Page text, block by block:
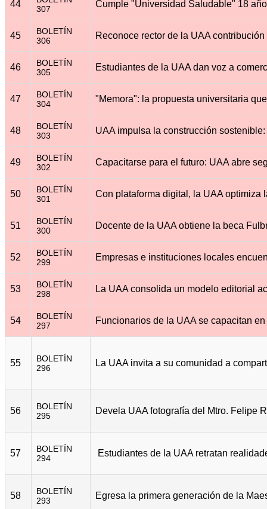
44
307
45
BOLETÍN
306
46
BOLETÍN
305
47
BOLETÍN
304
48
BOLETÍN
303
49
BOLETÍN
302
50
BOLETÍN
301
51
BOLETÍN
300
52
BOLETÍN
299
53
BOLETÍN
298
54
BOLETÍN
297
55
BOLETÍN
296
56
BOLETÍN
295
57
BOLETÍN
294
58
BOLETÍN
293